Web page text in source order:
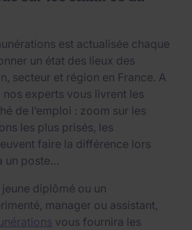
est actualisée chaque
un état des lieux des
secteur et région en France. A
experts vous livrent les
de l’emploi : zoom sur les
les plus prisés, les
faire la différence lors
un poste…
diplômé ou un
manager ou assistant,
vous fournira les